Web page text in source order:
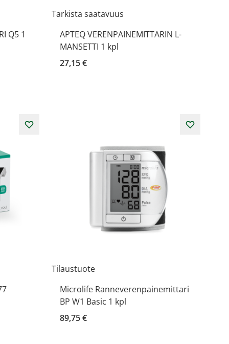
Q5 1
Tarkista saatavuus
APTEQ VERENPAINEMITTARIN L-
MANSETTI 1 kpl
27,15 €
Tilaustuote
Microlife Ranneverenpainemittari
BP W1 Basic 1 kpl
89,75 €